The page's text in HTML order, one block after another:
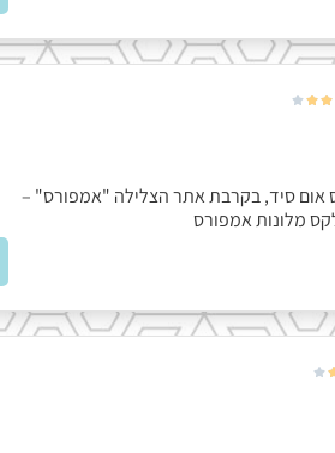



ראס אום סיד, בקרבת אתר הצלילה "אמפורס" –
מלונות אמפורס
